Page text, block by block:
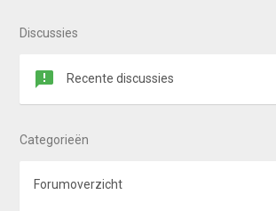
Discussies
Recente discussies
Categorieën
Forumoverzicht